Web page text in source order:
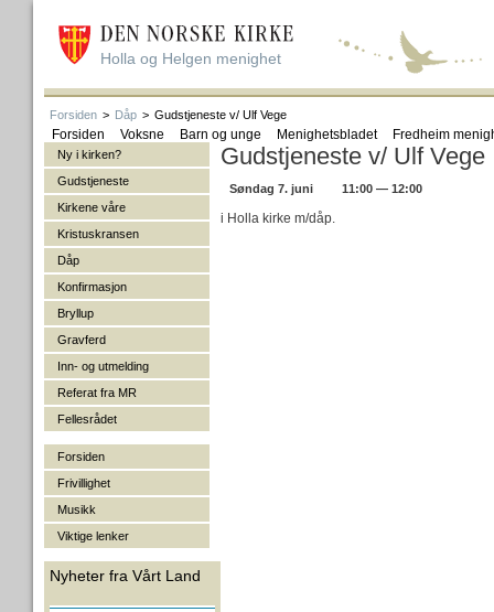
Holla og Helgen menighet
Forsiden > Dåp > Gudstjeneste v/ Ulf Vege
Forsiden Voksne Barn og unge Menighetsbladet Fredheim
Ny i kirken?
Gudstjeneste
Kirkene våre
Kristuskransen
Dåp
Konfirmasjon
Bryllup
Gravferd
Inn- og utmelding
Referat fra MR
Fellesrådet
Forsiden
Frivillighet
Musikk
Viktige lenker
Nyheter fra Vårt Land
Gudstjeneste v/ Ulf Vege
Søndag 7. juni 11:00 — 12:00
i Holla kirke m/dåp.